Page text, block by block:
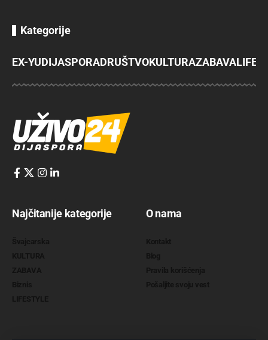
Kategorije
EX-YUDIJASPORADRUŠTVOKULTURAZABAVA
Najčitanije kategorije O nama